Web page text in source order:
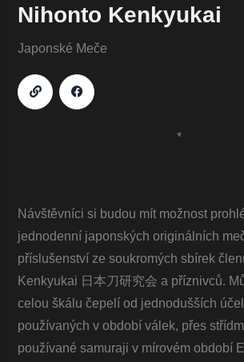
Nihonto Kenkyukai
Japonské Meče
*
Návštěvníci si budou mít možnost
jednodenní japonských originálních
příslušenství ze soukromých sbírek
Kenkyukai 日本刀研究会 a příznivců.
celou škálu čepelí od jednodušších
používaných v období válek, přes
používané samuraji v mírovém období